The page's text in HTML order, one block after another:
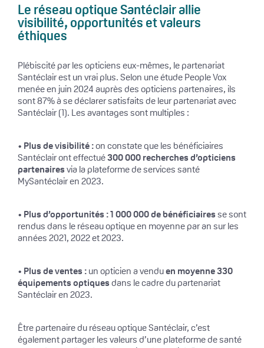
Le réseau optique Santéclair allie
visibilité, opportunités et valeurs
éthiques
Plébiscité par les opticiens eux-mêmes, le partenariat
Santéclair est un vrai plus. Selon une étude People Vox
menée en juin 2024 auprès des opticiens partenaires, ils
sont 87% à se déclarer satisfaits de leur partenariat avec
Santéclair (1). Les avantages sont multiples :
• Plus de visibilité :on constate que les bénéficiaires
Santéclair ont effectué300 000 recherches d’opticiens
partenairesvia la plateforme de services santé
MySantéclair en 2023.
• Plus d’opportunités :1 000 000 de bénéficiairesse sont
rendus dans le réseau optique en moyenne par an sur les
années 2021, 2022 et 2023.
• Plus de ventes :un opticien a venduen moyenne 330
équipements optiquesdans le cadre du partenariat
Santéclair en 2023.
Être partenaire du réseau optique Santéclair, c’est
également partager les valeurs d’une plateforme de santé